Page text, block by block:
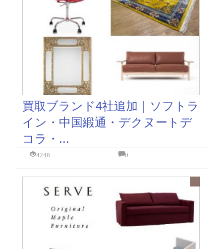
買取ブランド4社追加｜ソフトラ
イン・中国緞通・デクヌートデ
コラ・...
4248 0